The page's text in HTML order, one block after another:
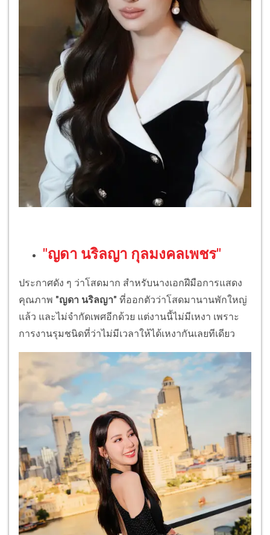
"ญดา นริลญา กุลมงคลเพชร"
ประกาศดัง ๆ ว่าโสดมาก สำหรับนางเอกฝีมือการแสดง
คุณภาพ "ญดา นริลญา" ที่ออกตัวว่าโสดมานานพักใหญ่
แล้ว และไม่จำกัดเพศอีกด้วย แต่งานนี้ไม่มีเหงา เพราะ
การงานรุมชนิดที่ว่าไม่มีเวลาให้ได้เหงากันเลยทีเดียว